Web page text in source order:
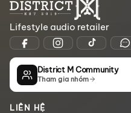
Lifestyle audio retailer
District M Community
Tham gia nhóm
LIÊN HỆ